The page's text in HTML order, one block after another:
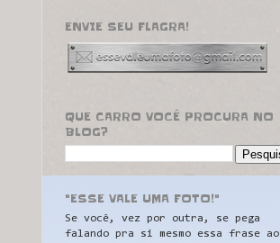
ENVIE SEU FLAGRA!
QUE CARRO VOCÊ PROCURA NO
BLOG?
"ESSE VALE UMA FOTO!"
Se você, vez por outra, se pega
falando pra si mesmo essa frase ao